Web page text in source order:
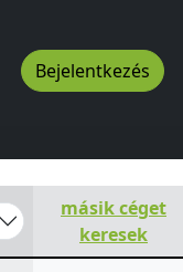
Bejelentkezés
másik céget
keresek